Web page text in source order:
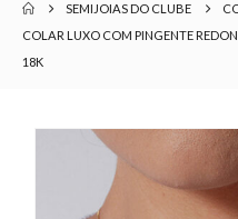
SEMIJOIAS DO CLUBE
COLAR LUXO COM PINGENTE
18K